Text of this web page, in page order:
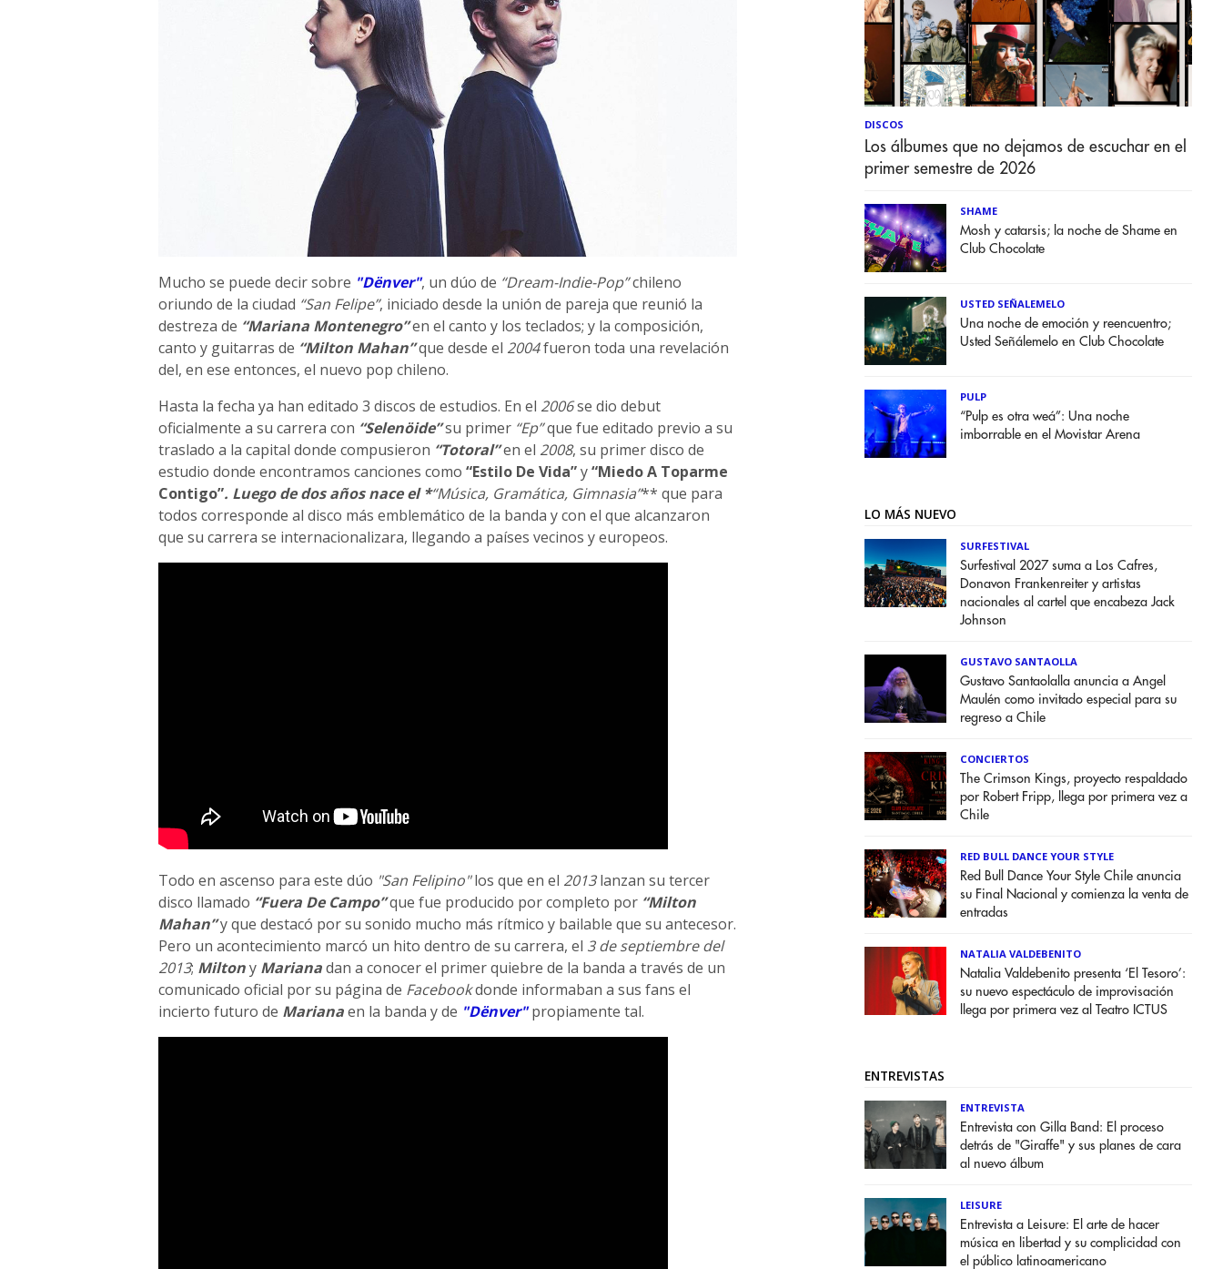
Mucho se puede decir sobre "Dënver", un dúo de “Dream-Indie-Pop”chileno
oriundo de la ciudad “San Felipe”, iniciado desde la unión de pareja que reunió la
destreza de “Mariana Montenegro”en el canto y los teclados; y la composición,
canto y guitarras de “Milton Mahan”que desde el 2004fueron toda una revelación
del, en ese entonces, el nuevo pop chileno.
Hasta la fecha ya han editado 3 discos de estudios. En el 2006se dio debut
oficialmente a su carrera con “Selenöide”su primer “Ep”que fue editado previo a su
traslado a la capital donde compusieron “Totoral”en el 2008, su primer disco de
estudio donde encontramos canciones como “Estilo De Vida”y“Miedo A Toparme
Contigo”. Luego de dos años nace el *“Música, Gramática, Gimnasia”** que para
todos corresponde al disco más emblemático de la banda y con el que alcanzaron
que su carrera se internacionalizara, llegando a países vecinos y europeos.
Todo en ascenso para este dúo "San Felipino"los que en el 2013lanzan su tercer
disco llamado “Fuera De Campo”que fue producido por completo por “Milton
Mahan”y que destacó por su sonido mucho más rítmico y bailable que su antecesor.
Pero un acontecimiento marcó un hito dentro de su carrera, el 3 de septiembre del
2013; Miltony Marianadan a conocer el primer quiebre de la banda a través de un
comunicado oficial por su página de Facebookdonde informaban a sus fans el
incierto futuro de Marianaen la banda y de "Dënver"propiamente tal.
DISCOS
Los álbumes que no dejamos de escuchar en el
primer semestre de 2026
SHAME
Mosh y catarsis; la noche de Shame en
Club Chocolate
USTED SEÑALEMELO
Una noche de emoción y reencuentro;
Usted Señálemelo en Club Chocolate
PULP
“Pulp es otra weá”: Una noche
imborrable en el Movistar Arena
LO MÁS NUEVO
SURFESTIVAL
Surfestival 2027 suma a Los Cafres,
Donavon Frankenreiter y artistas
nacionales al cartel que encabeza Jack
Johnson
GUSTAVO SANTAOLLA
Gustavo Santaolalla anuncia a Angel
Maulén como invitado especial para su
regreso a Chile
CONCIERTOS
The Crimson Kings, proyecto respaldado
por Robert Fripp, llega por primera vez a
Chile
RED BULL DANCE YOUR STYLE
Red Bull Dance Your Style Chile anuncia
su Final Nacional y comienza la venta de
entradas
NATALIA VALDEBENITO
Natalia Valdebenito presenta ‘El Tesoro’:
su nuevo espectáculo de improvisación
llega por primera vez al Teatro ICTUS
ENTREVISTAS
ENTREVISTA
Entrevista con Gilla Band: El proceso
detrás de "Giraffe" y sus planes de cara
al nuevo álbum
LEISURE
Entrevista a Leisure: El arte de hacer
música en libertad y su complicidad con
el público latinoamericano